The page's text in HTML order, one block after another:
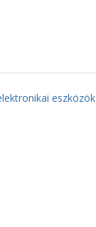
eszközök